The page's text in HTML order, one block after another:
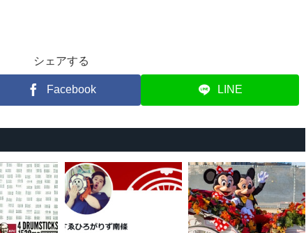
シェアする
Facebook LINE